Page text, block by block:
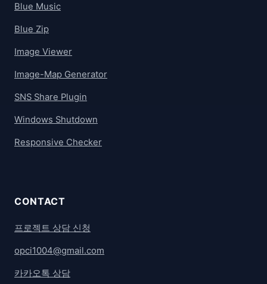
Blue Music
Blue Zip
Image Viewer
Image-Map Generator
SNS Share Plugin
Windows Shutdown
Responsive Checker
CONTACT
프로젝트 상담 신청
opci1004@gmail.com
카카오톡 상담